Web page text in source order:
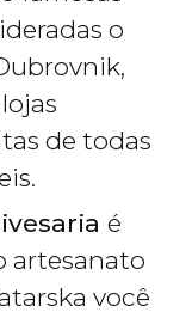
o
de todas
é
artesanato
você